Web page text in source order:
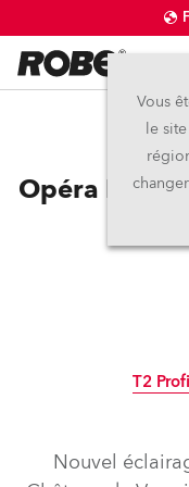
Vous
le
Opéra Royal
la
T2
Nouvel